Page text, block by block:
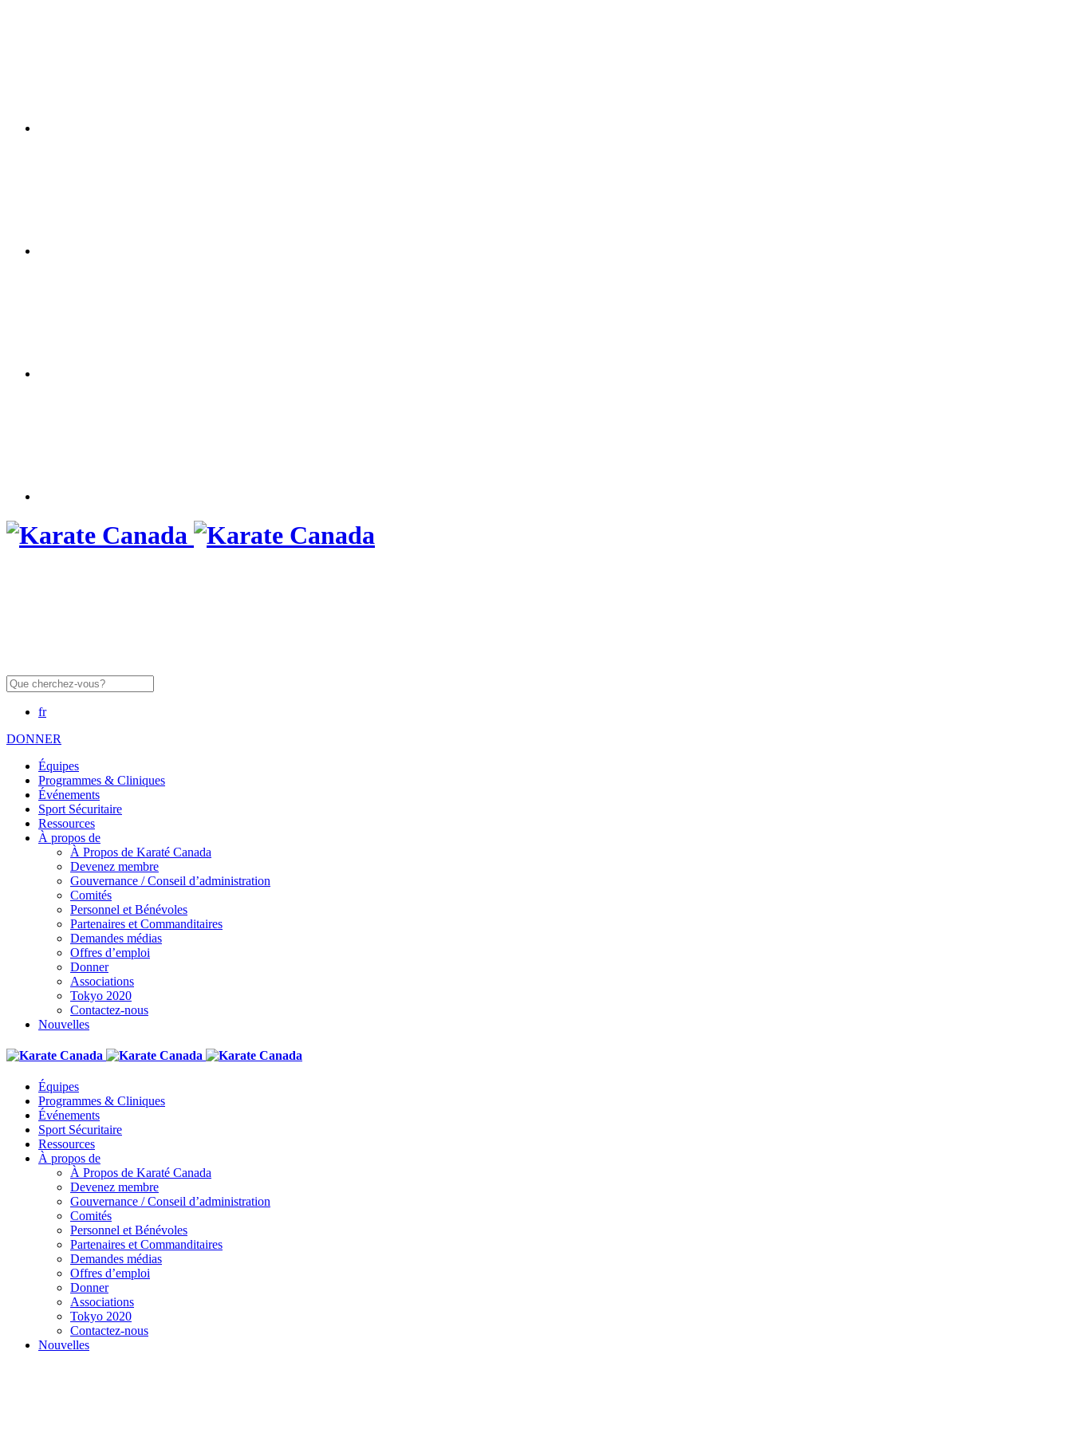
fr
DONNER
Équipes
Programmes & Cliniques
Événements
Sport Sécuritaire
Ressources
À propos de
À Propos de Karaté Canada
Devenez membre
Gouvernance / Conseil d’administration
Comités
Personnel et Bénévoles
Partenaires et Commanditaires
Demandes médias
Offres d’emploi
Donner
Associations
Tokyo 2020
Contactez-nous
Nouvelles
Équipes
Programmes & Cliniques
Événements
Sport Sécuritaire
Ressources
À propos de
À Propos de Karaté Canada
Devenez membre
Gouvernance / Conseil d’administration
Comités
Personnel et Bénévoles
Partenaires et Commanditaires
Demandes médias
Offres d’emploi
Donner
Associations
Tokyo 2020
Contactez-nous
Nouvelles